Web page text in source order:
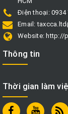
Điện thoại: 0934
Email:
Website: http://
Thông tin
Thời gian làm